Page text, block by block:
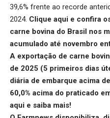
39,6% frente ao recorde
2024. Clique aqui e confira
carne bovina do Brasil nos
acumulado até novembro
A exportação de carne
de 2025 (5 primeiros dias
diária de embarque acima
60,0% acima do praticado
aqui e saiba mais!